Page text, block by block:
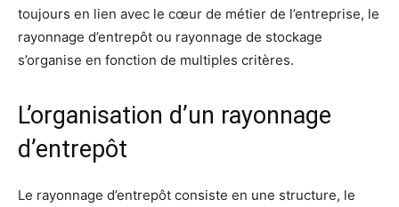
toujours en lien avec le cœur de métier de l’entreprise, le
rayonnage d’entrepôt ou rayonnage de stockage
s’organise en fonction de multiples critères.
L’organisation d’un rayonnage
d’entrepôt
Le rayonnage d’entrepôt consiste en une structure, le